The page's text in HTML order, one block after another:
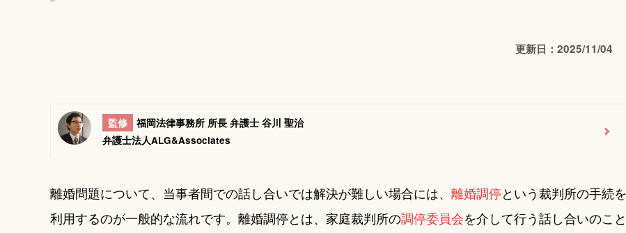
更新日：2025/11/04
監修
福岡法律事務所 所長 弁護士 谷川 聖治
弁護士法人ALG&Associates
離婚問題について、当事者間での話し合いでは解決が難しい場合には、 離婚調停という裁判所の手続を
利用するのが一般的な流れです。離婚調停とは、家庭裁判所の調停委員会を介して行う話し合いのこと